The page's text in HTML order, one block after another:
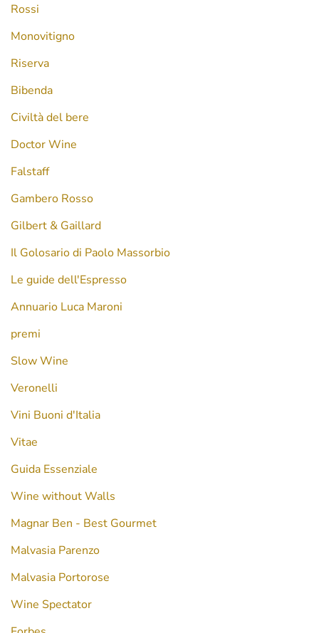
Rossi
Monovitigno
Riserva
Bibenda
Civiltà del bere
Doctor Wine
Falstaff
Gambero Rosso
Gilbert & Gaillard
Il Golosario di Paolo Massorbio
Le guide dell'Espresso
Annuario Luca Maroni
premi
Slow Wine
Veronelli
Vini Buoni d'Italia
Vitae
Guida Essenziale
Wine without Walls
Magnar Ben - Best Gourmet
Malvasia Parenzo
Malvasia Portorose
Wine Spectator